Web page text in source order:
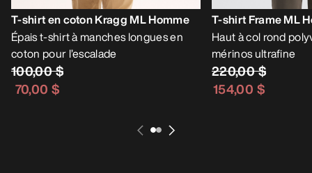
T-shirt en coton Kragg ML Homme
Épais t-shirt à manches longues en
coton pour l’escalade
100,00 $
70,00 $
T-shirt Frame ML
Haut à col rond
mérinos ultrafine
220,00 $
154,00 $